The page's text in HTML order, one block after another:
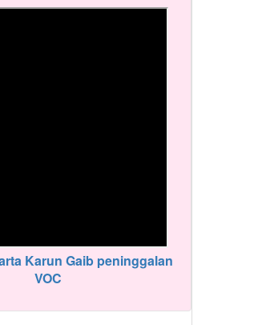
Karun Gaib peninggalan
VOC